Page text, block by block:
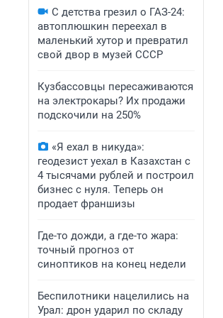
С детства грезил о ГАЗ-24:
автоплюшкин переехал в
маленький хутор и превратил
свой двор в музей СССР
Кузбассовцы пересаживаются
на электрокары? Их продажи
подскочили на 250%
«Я ехал в никуда»:
геодезист уехал в Казахстан с
4 тысячами рублей и построил
бизнес с нуля. Теперь он
продает франшизы
Где-то дожди, а где-то жара:
точный прогноз от
синоптиков на конец недели
Беспилотники нацелились на
Урал: дрон ударил по складу